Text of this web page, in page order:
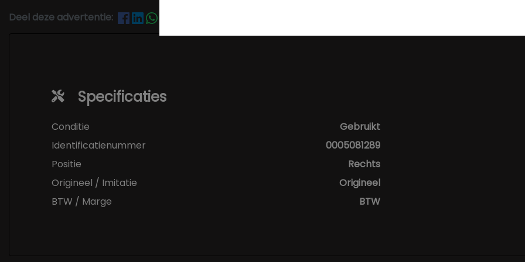
Deel deze advertentie:
Specificaties
Conditie
Gebruikt
Identificatienummer
0005081289
Positie
Rechts
Origineel / Imitatie
Origineel
BTW / Marge
BTW